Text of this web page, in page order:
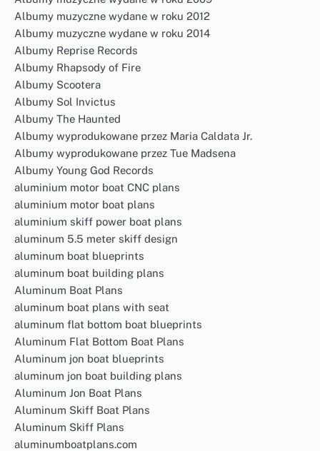
Albumy muzyczne wydane w roku 2012
Albumy muzyczne wydane w roku 2014
Albumy Reprise Records
Albumy Rhapsody of Fire
Albumy Scootera
Albumy Sol Invictus
Albumy The Haunted
Albumy wyprodukowane przez Maria Caldata Jr.
Albumy wyprodukowane przez Tue Madsena
Albumy Young God Records
aluminium motor boat CNC plans
aluminium motor boat plans
aluminium skiff power boat plans
aluminum 5.5 meter skiff design
aluminum boat blueprints
aluminum boat building plans
Aluminum Boat Plans
aluminum boat plans with seat
aluminum flat bottom boat blueprints
Aluminum Flat Bottom Boat Plans
Aluminum jon boat blueprints
aluminum jon boat building plans
Aluminum Jon Boat Plans
Aluminum Skiff Boat Plans
Aluminum Skiff Plans
aluminumboatplans.com